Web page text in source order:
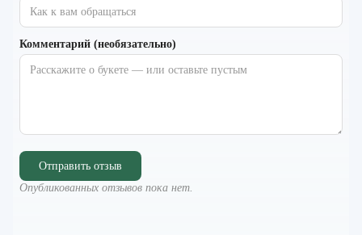
Комментарий (необязательно)
Отправить отзыв
Опубликованных отзывов пока нет.